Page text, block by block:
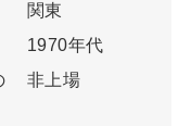
関東
1970年代
非上場